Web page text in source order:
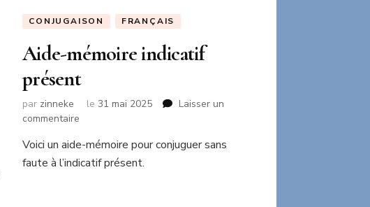
CONJUGAISON FRANÇAIS
Aide-mémoire indicatif
présent
par zinneke le31 mai 2025
Laisser un
commentaire
mémoire
indicatif
Voici un aide-mémoire pour conjuguer sans
faute à l’indicatif présent.